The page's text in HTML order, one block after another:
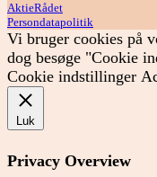
AktieRådet
Persondatapolitik
Vi bruger cookies på
dog besøge "Cookie
Cookie indstillinger
Luk
Privacy Overview